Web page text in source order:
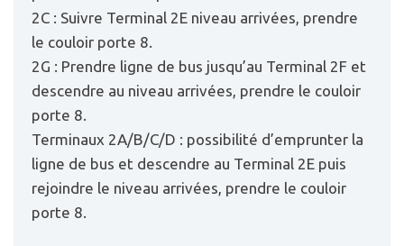
2C : Suivre Terminal 2E niveau arrivées, prendre
le couloir porte 8.
2G : Prendre ligne de bus jusqu’au Terminal 2F et
descendre au niveau arrivées, prendre le couloir
porte 8.
Terminaux 2A/B/C/D : possibilité d’emprunter la
ligne de bus et descendre au Terminal 2E puis
rejoindre le niveau arrivées, prendre le couloir
porte 8.